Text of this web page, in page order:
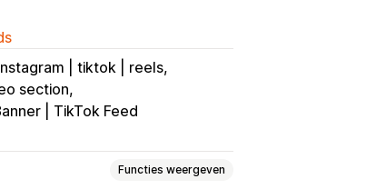
| tiktok | reels
section
| TikTok Feed
Functies weergeven